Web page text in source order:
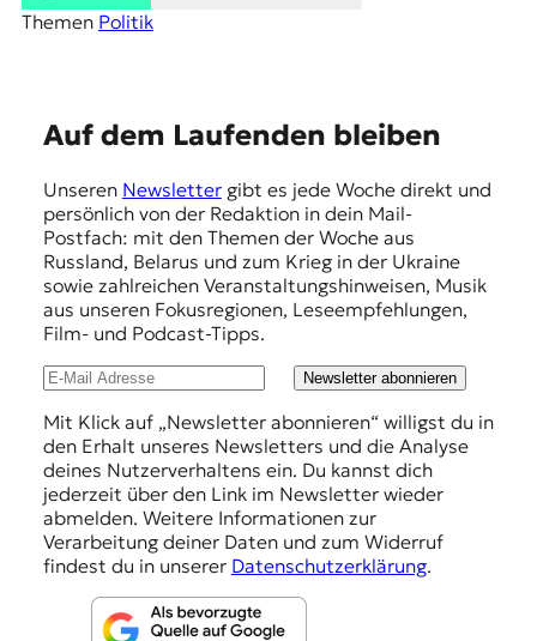
Themen Politik
Auf dem Laufenden bleiben
Unseren Newslettergibt es jede Woche direkt und
persönlich von der Redaktion in dein Mail-
Postfach: mit den Themen der Woche aus
Russland, Belarus und zum Krieg in der Ukraine
sowie zahlreichen Veranstaltungshinweisen, Musik
aus unseren Fokusregionen, Leseempfehlungen,
Film- und Podcast-Tipps.
Newsletter abonnieren
Mit Klick auf „Newsletter abonnieren“ willigst du in
den Erhalt unseres Newsletters und die Analyse
deines Nutzerverhaltens ein. Du kannst dich
jederzeit über den Link im Newsletter wieder
abmelden. Weitere Informationen zur
Verarbeitung deiner Daten und zum Widerruf
findest du in unserer Datenschutzerklärung.